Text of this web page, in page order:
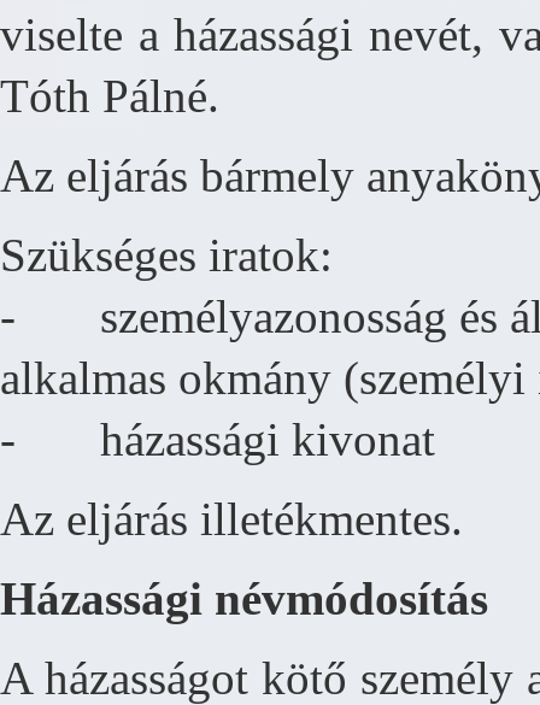
viselte a házassági nevét,
Tóth Pálné.
Az eljárás bármely
Szükséges iratok:
- személyazonosság és
alkalmas okmány
- házassági kivonat
Az eljárás illetékmentes.
Házassági névmódosítás
A házasságot kötő